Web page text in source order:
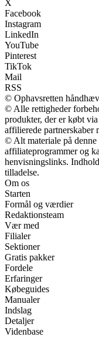
X
Facebook
Instagram
LinkedIn
YouTube
Pinterest
TikTok
Mail
RSS
© Ophavsretten
© Alle rettigheder
produkter, der er købt
affilierede partnerskaber
© Alt materiale på
affiliateprogrammer og
henvisningslinks.
tilladelse.
Om os
Starten
Formål og værdier
Redaktionsteam
Vær med
Filialer
Sektioner
Gratis pakker
Fordele
Erfaringer
Købeguides
Manualer
Indslag
Detaljer
Videnbase